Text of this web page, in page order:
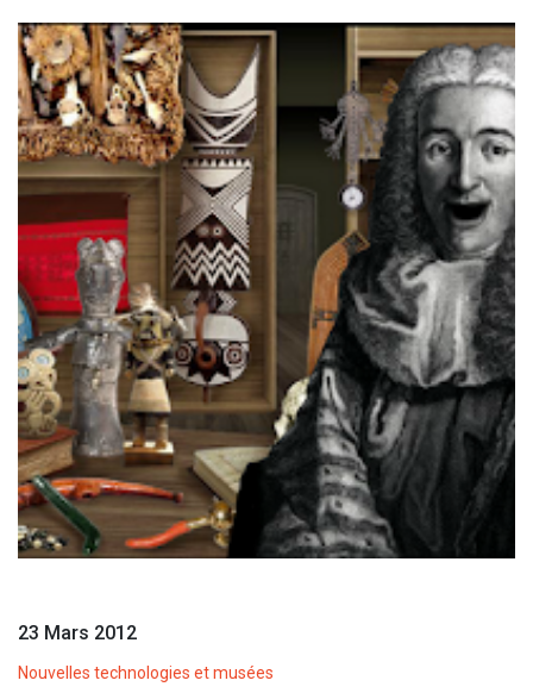
23 Mars 2012
Nouvelles technologies et musées